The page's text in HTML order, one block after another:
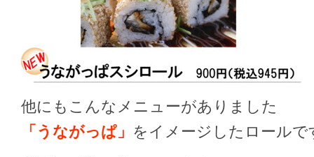
他にもこんなメニューがありました
「うながっぱ」 をイメージしたロールで